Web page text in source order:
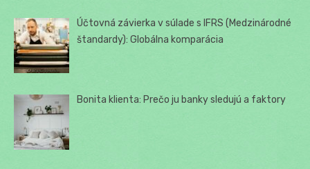
Účtovná závierka v súlade s IFRS (Medzinárodné
štandardy): Globálna komparácia
Bonita klienta: Prečo ju banky sledujú a faktory